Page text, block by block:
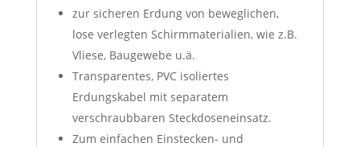
zur sicheren Erdung von beweglichen,
lose verlegten Schirmmaterialien, wie z.B.
Vliese, Baugewebe u.ä.
Transparentes, PVC isoliertes
Erdungskabel mit separatem
verschraubbaren Steckdoseneinsatz.
Zum einfachen Einstecken- und